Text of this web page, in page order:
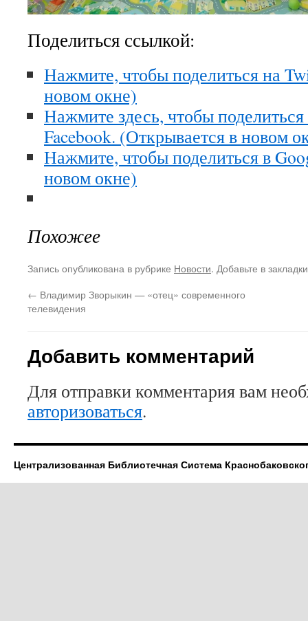
Поделиться ссылкой:
Нажмите, чтобы поделиться на
новом окне)
Нажмите здесь, чтобы
Facebook. (Открывается в новом
Нажмите, чтобы поделиться в
новом окне)
Похожее
Запись опубликована в рубрике Новости. Добавьте в
← Владимир Зворыкин — «отец» современного
телевидения
Добавить комментарий
Для отправки комментария вам
авторизоваться.
Централизованная Библиотечная Система